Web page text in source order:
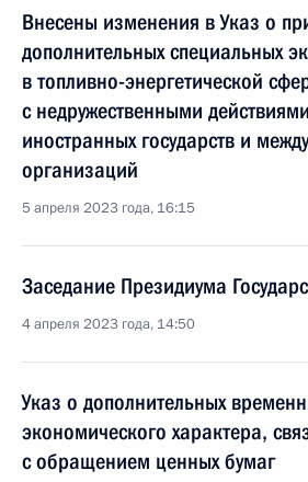
Внесены изменения в Указ о
дополнительных специальных
в топливно-энергетической
с недружественными
иностранных государств и
организаций
5 апреля 2023 года, 16:15
Заседание Президиума
4 апреля 2023 года, 14:50
Указ о дополнительных
экономического характера,
с обращением ценных бумаг